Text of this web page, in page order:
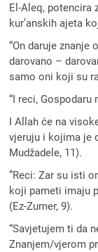
El-Aleq, potencira
kur’anskih ajeta
“On daruje znanje
darovano –
samo oni koji su
“I reci, Gospodaru
I Allah će na
vjeruju i kojima je
Mudžadele, 11).
”Reci: Zar su isti
koji pameti imaju
(Ez-Zumer, 9).
“Savjetujem ti da
Znanjem/vjerom